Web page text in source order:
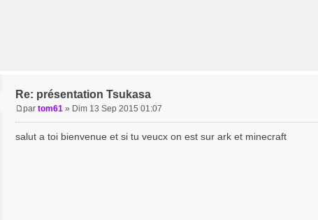
Re: présentation Tsukasa
s
par tom61 » Dim 13 Sep 2015 01:07
salut a toi bienvenue et si tu veucx on est sur ark et minecraft